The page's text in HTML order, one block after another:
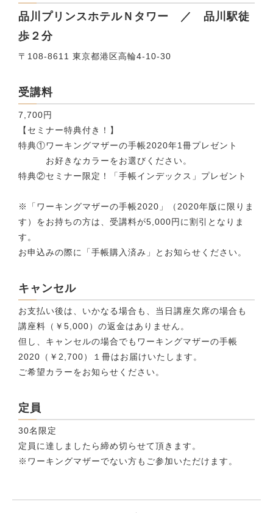
品川プリンスホテルＮタワー ／ 品川駅徒
歩２分
〒108-8611 東京都港区高輪4-10-30
受講料
7,700円
【セミナー特典付き！】
特典①ワーキングマザーの手帳2020年1冊プレゼント
お好きなカラーをお選びください。
特典②セミナー限定！「手帳インデックス」プレゼント
※「ワーキングマザーの手帳2020」（2020年版に限りま
す）をお持ちの方は、受講料が5,000円に割引となりま
す。
お申込みの際に「手帳購入済み」とお知らせください。
キャンセル
お支払い後は、いかなる場合も、当日講座欠席の場合も
講座料（￥5,000）の返金はありません。
但し、キャンセルの場合でもワーキングマザーの手帳
2020（￥2,700）１冊はお届けいたします。
ご希望カラーをお知らせください。
定員
30名限定
定員に達しましたら締め切らせて頂きます。
※ワーキングマザーでない方もご参加いただけます。